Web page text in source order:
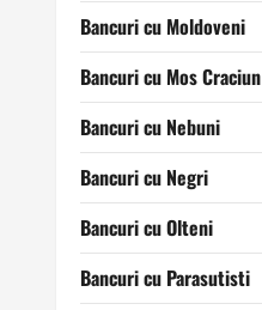
Bancuri cu Moldoveni
Bancuri cu Mos Craciun
Bancuri cu Nebuni
Bancuri cu Negri
Bancuri cu Olteni
Bancuri cu Parasutisti